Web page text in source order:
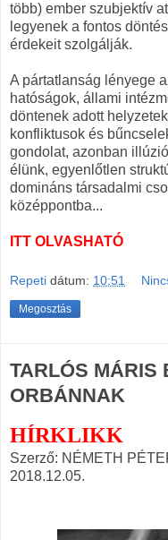
több) ember szubjektív
legyenek a fontos
érdekeit szolgálják.
A pártatlanság lényege
hatóságok, állami
döntenek adott
konfliktusok és
gondolat, azonban
élünk, egyenlőtlen
domináns társadalmi
középpontba...
ITT OLVASHATÓ
Repeti dátum: 10:51
Megosztás
TARLÓS MÁRIS
ORBÁNNAK
HÍRKLIKK
Szerző: NÉMETH
2018.12.05.